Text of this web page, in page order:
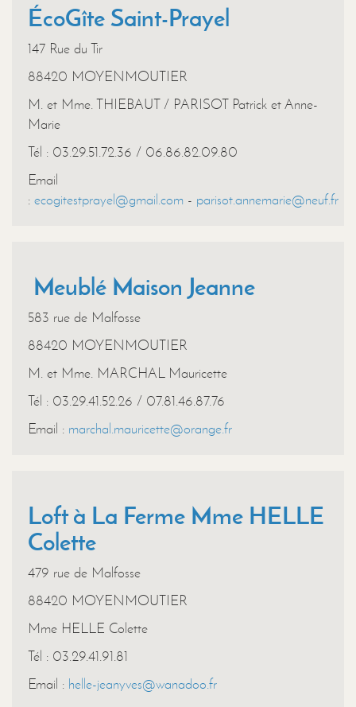
ÉcoGîte Saint-Prayel
147 Rue du Tir
88420 MOYENMOUTIER
M. et Mme. THIEBAUT / PARISOT Patrick et Anne-
Marie
Tél : 03.29.51.72.36 / 06.86.82.09.80
Email
: ecogitestprayel@gmail.com - parisot.annemarie@neuf.fr
Meublé Maison Jeanne
583 rue de Malfosse
88420 MOYENMOUTIER
M. et Mme. MARCHAL Mauricette
Tél : 03.29.41.52.26 / 07.81.46.87.76
Email : marchal.mauricette@orange.fr
Loft à La Ferme Mme HELLE
Colette
479 rue de Malfosse
88420 MOYENMOUTIER
Mme HELLE Colette
Tél : 03.29.41.91.81
Email : helle-jeanyves@wanadoo.fr